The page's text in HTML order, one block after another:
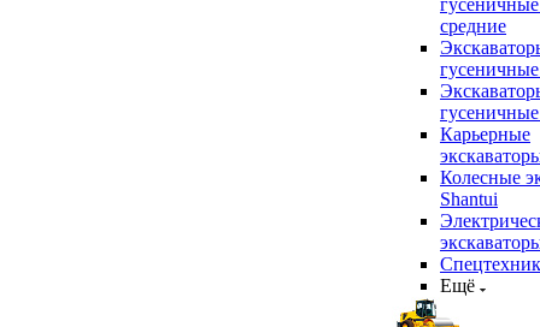
средние
Карьерные
Колесные
Shantui
Ещё